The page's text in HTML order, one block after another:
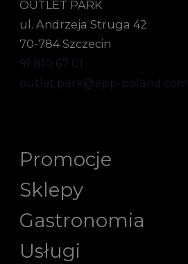
OUTLET PARK
ul. Andrzeja Struga 42
70-784 Szczecin
91 810 67 01
outlet.park@epp-poland.com
Promocje
Sklepy
Gastronomia
Usługi